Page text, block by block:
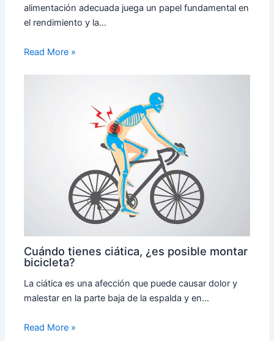
alimentación adecuada juega un papel fundamental en
el rendimiento y la…
Read More »
Cuándo tienes ciática, ¿es posible montar
bicicleta?
La ciática es una afección que puede causar dolor y
malestar en la parte baja de la espalda y en…
Read More »